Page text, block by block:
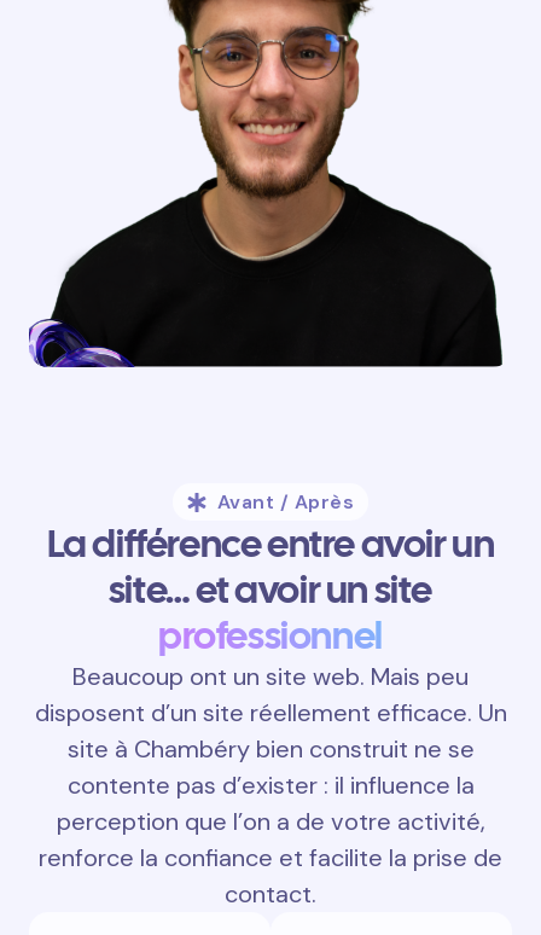
Avant / Après
La différence entre avoir un
site… et avoir un site
professionnel
Beaucoup ont un site web. Mais peu
disposent d’un site réellement efficace. Un
site à Chambéry bien construit ne se
contente pas d’exister : il influence la
perception que l’on a de votre activité,
renforce la confiance et facilite la prise de
contact.